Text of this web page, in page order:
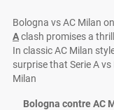
Bologna vs AC Milan
Aclash promises a
In classic AC Milan
surprise that Serie A
Milan
Bologna contre AC